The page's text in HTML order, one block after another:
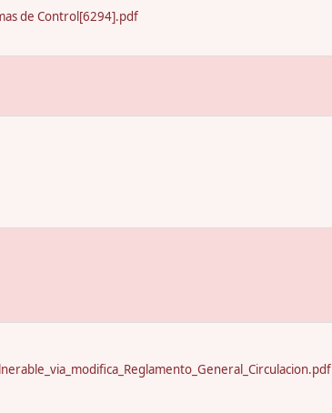
de Control[6294].pdf